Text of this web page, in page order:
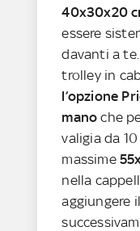
40x30x20
essere
davanti a
trolley in
l’opzione
mano che
valigia da
massime
nella
aggiungere